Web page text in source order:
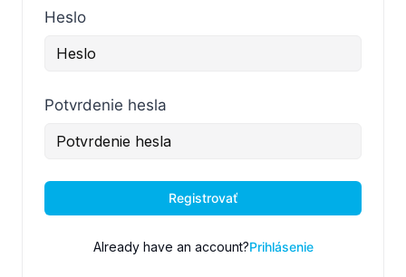
Heslo
Potvrdenie hesla
Registrovať
Already have an account?Prihlásenie